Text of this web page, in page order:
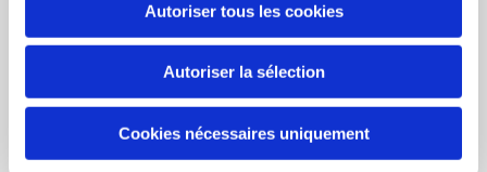
Autoriser tous les cookies
Autoriser la sélection
Cookies nécessaires uniquement